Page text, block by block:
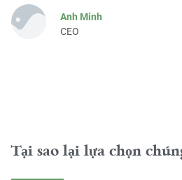
Anh Minh
CEO
Tại sao lại lựa chọn